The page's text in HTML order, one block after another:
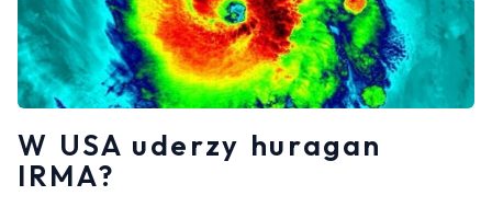
W USA uderzy huragan
IRMA?